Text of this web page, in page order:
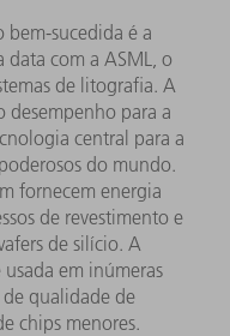
bem-sucedida é a
com a ASML, o
de litografia. A
desempenho para a
central para a
do mundo.
fornecem energia
de revestimento e
de silício. A
em inúmeras
qualidade de
chips menores.